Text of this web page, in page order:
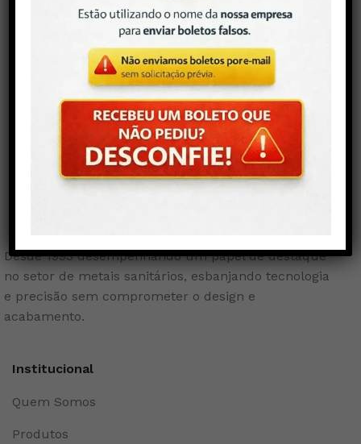
Desde 1993 desempenhando um papel de destaque
no setor de metais sanitários, esbanjando tecnologia
e precisão sem comprometer o design e
acabamento.
Institucional
Quem Somos
Produtos